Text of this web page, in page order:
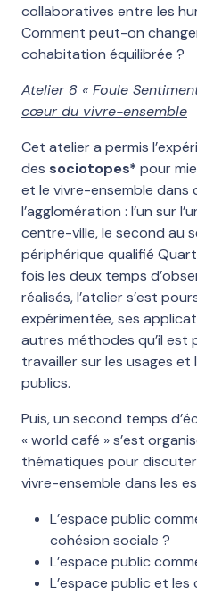
collaboratives entre les
Comment peut-on
cohabitation équilibrée ?
Atelier 8 « Foule
cœur du vivre-ensemble
Cet atelier a permis
des sociotopes* pour
et le vivre-ensemble
l’agglomération : l’un sur
centre-ville, le second au
périphérique qualifié
fois les deux temps
réalisés, l’atelier s’est
expérimentée, ses
autres méthodes qu’il est
travailler sur les usages et
publics.
Puis, un second temps
« world café » s’est
thématiques pour
vivre-ensemble dans les
L’espace public
cohésion sociale ?
L’espace public
L’espace public et